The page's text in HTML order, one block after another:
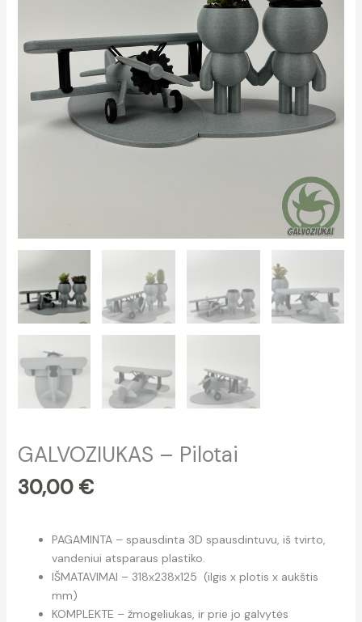
GALVOZIUKAS – Pilotai
30,00 €
PAGAMINTA – spausdinta 3D spausdintuvu, iš tvirto,
vandeniui atsparaus plastiko.
IŠMATAVIMAI – 318x238x125 (ilgis x plotis x aukštis
mm)
KOMPLEKTE – žmogeliukas, ir prie jo galvytės